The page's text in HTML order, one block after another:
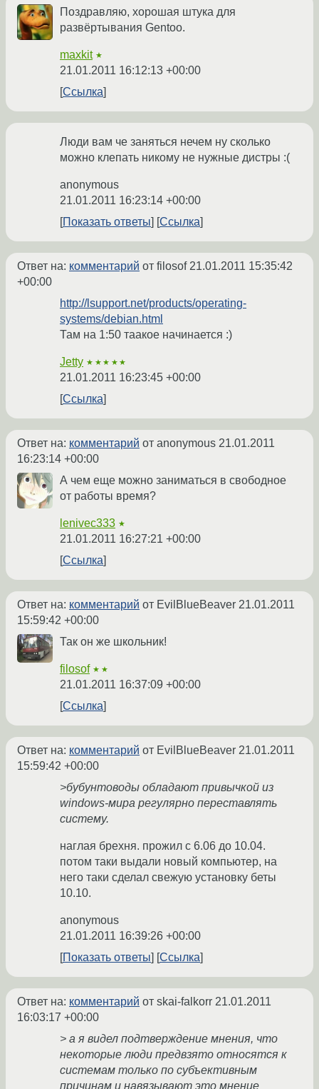
Поздравляю, хорошая штука для
развёртывания Gentoo.
maxkit ★
21.01.2011 16:12:13 +00:00
Ссылка
Люди вам че заняться нечем ну сколько
можно клепать никому не нужные дистры :(
anonymous
21.01.2011 16:23:14 +00:00
Показать ответы
Ссылка
Ответ на: комментарий от filosof21.01.2011 15:35:42
+00:00
http://lsupport.net/products/operating-
systems/debian.html
Там на 1:50 таакое начинается :)
Jetty ★★★★★
21.01.2011 16:23:45 +00:00
Ссылка
Ответ на: комментарий от anonymous 21.01.2011
16:23:14 +00:00
А чем еще можно заниматься в свободное
от работы время?
lenivec333 ★
21.01.2011 16:27:21 +00:00
Ссылка
Ответ на: комментарий от EvilBlueBeaver 21.01.2011
15:59:42 +00:00
Так он же школьник!
filosof ★★
21.01.2011 16:37:09 +00:00
Ссылка
Ответ на: комментарий от EvilBlueBeaver 21.01.2011
15:59:42 +00:00
>бубунтоводы обладают привычкой из
windows-мира регулярно переставлять
систему.
наглая брехня. прожил с 6.06 до 10.04.
потом таки выдали новый компьютер, на
него таки сделал свежую установку беты
10.10.
anonymous
21.01.2011 16:39:26 +00:00
Показать ответы
Ссылка
Ответ на: комментарий от skai-falkorr 21.01.2011
16:03:17 +00:00
> а я видел подтверждение мнения, что
некоторые люди предвзято относятся к
системам только по субъективным
причинам и навязывают это мнение